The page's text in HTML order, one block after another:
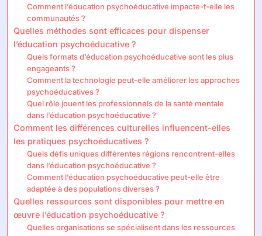
Comment l’éducation psychoéducative impacte-t-elle les
communautés ?
Quelles méthodes sont efficaces pour dispenser
l’éducation psychoéducative ?
Quels formats d’éducation psychoéducative sont les plus
engageants ?
Comment la technologie peut-elle améliorer les approches
psychoéducatives ?
Quel rôle jouent les professionnels de la santé mentale
dans l’éducation psychoéducative ?
Comment les différences culturelles influencent-elles
les pratiques psychoéducatives ?
Quels défis uniques différentes régions rencontrent-elles
dans l’éducation psychoéducative ?
Comment l’éducation psychoéducative peut-elle être
adaptée à des populations diverses ?
Quelles ressources sont disponibles pour mettre en
œuvre l’éducation psychoéducative ?
Quelles organisations se spécialisent dans les ressources